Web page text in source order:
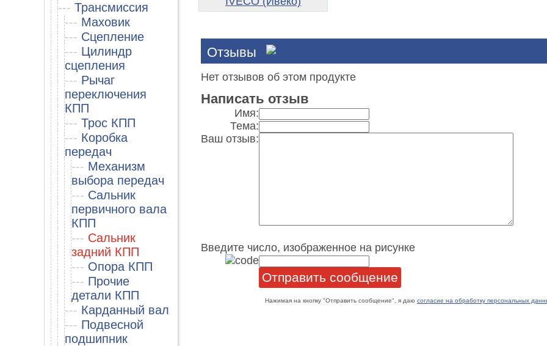
--- Трансмиссия
--- Маховик
--- Сцепление
--- Цилиндр
сцепления
--- Рычаг
переключения
КПП
--- Трос КПП
--- Коробка
передач
--- Механизм
выбора передач
--- Сальник
первичного вала
КПП
--- Сальник
задний КПП
--- Опора КПП
--- Прочие
детали КПП
--- Карданный вал
--- Подвесной
подшипник
Отзывы
Нет отзывов об этом продукте
Написать отзыв
Имя:
Тема:
Ваш отзыв:
Введите число, изображенное на рисунке
Нажимая на кнопку "Отправить сообщение", я даю согласие на обработку персональных